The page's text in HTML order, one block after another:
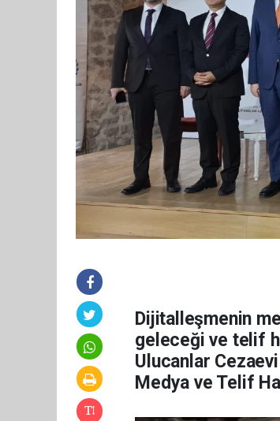
Dijitalleşmenin
geleceği ve telif
Ulucanlar
Medya ve Telif